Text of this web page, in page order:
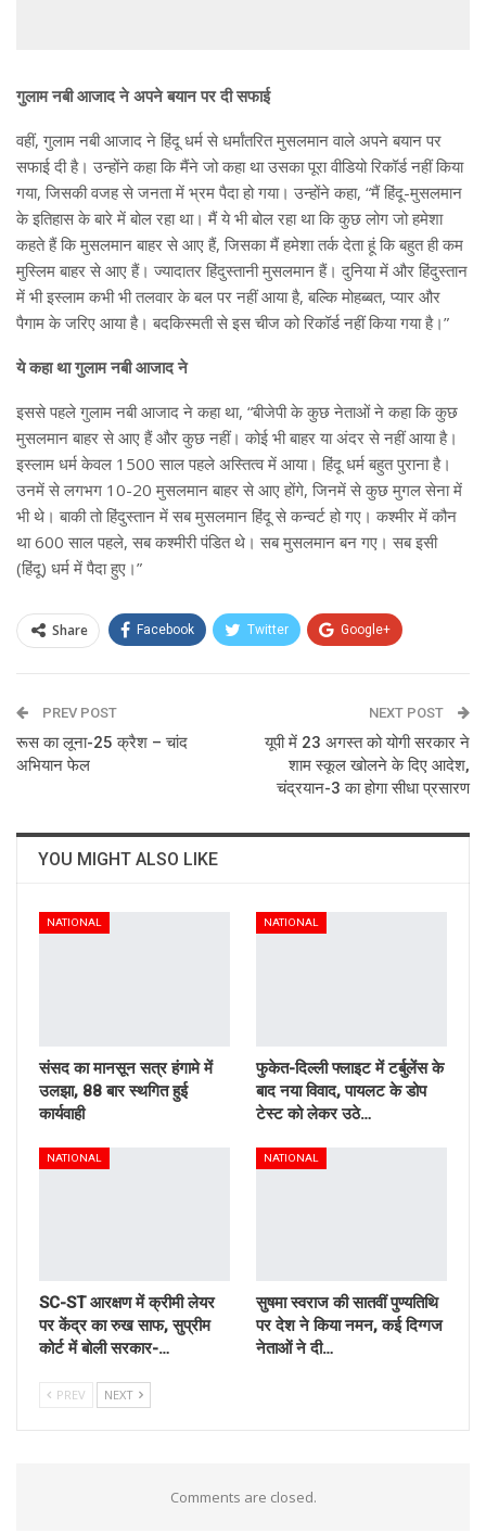
गुलाम नबी आजाद ने अपने बयान पर दी सफाई
वहीं, गुलाम नबी आजाद ने हिंदू धर्म से धर्मांतरित मुसलमान वाले अपने बयान पर
सफाई दी है। उन्होंने कहा कि मैंने जो कहा था उसका पूरा वीडियो रिकॉर्ड नहीं किया
गया, जिसकी वजह से जनता में भ्रम पैदा हो गया। उन्होंने कहा, “मैं हिंदू-मुसलमान
के इतिहास के बारे में बोल रहा था। मैं ये भी बोल रहा था कि कुछ लोग जो हमेशा
कहते हैं कि मुसलमान बाहर से आए हैं, जिसका मैं हमेशा तर्क देता हूं कि बहुत ही कम
मुस्लिम बाहर से आए हैं। ज्यादातर हिंदुस्तानी मुसलमान हैं। दुनिया में और हिंदुस्तान
में भी इस्लाम कभी भी तलवार के बल पर नहीं आया है, बल्कि मोहब्बत, प्यार और
पैगाम के जरिए आया है। बदकिस्मती से इस चीज को रिकॉर्ड नहीं किया गया है।”
ये कहा था गुलाम नबी आजाद ने
इससे पहले गुलाम नबी आजाद ने कहा था, “बीजेपी के कुछ नेताओं ने कहा कि कुछ
मुसलमान बाहर से आए हैं और कुछ नहीं। कोई भी बाहर या अंदर से नहीं आया है।
इस्लाम धर्म केवल 1500 साल पहले अस्तित्व में आया। हिंदू धर्म बहुत पुराना है।
उनमें से लगभग 10-20 मुसलमान बाहर से आए होंगे, जिनमें से कुछ मुगल सेना में
भी थे। बाकी तो हिंदुस्तान में सब मुसलमान हिंदू से कन्वर्ट हो गए। कश्मीर में कौन
था 600 साल पहले, सब कश्मीरी पंडित थे। सब मुसलमान बन गए। सब इसी
(हिंदू) धर्म में पैदा हुए।”
Share Facebook Twitter Google+
Email
PREV POST
रूस का लूना-25 क्रैश – चांद
अभियान फेल
NEXT POST
यूपी में 23 अगस्त को योगी सरकार ने
शाम स्कूल खोलने के दिए आदेश,
चंद्रयान-3 का होगा सीधा प्रसारण
YOU MIGHT ALSO LIKE
NATIONAL
संसद का मानसून सत्र हंगामे में
उलझा, 88 बार स्थगित हुई
कार्यवाही
NATIONAL
फुकेत-दिल्ली फ्लाइट में टर्बुलेंस के
बाद नया विवाद, पायलट के डोप
टेस्ट को लेकर उठे…
NATIONAL
SC-ST आरक्षण में क्रीमी लेयर
पर केंद्र का रुख साफ, सुप्रीम
कोर्ट में बोली सरकार-…
NATIONAL
सुषमा स्वराज की सातवीं पुण्यतिथि
पर देश ने किया नमन, कई दिग्गज
नेताओं ने दी…
PREV NEXT
Comments are closed.